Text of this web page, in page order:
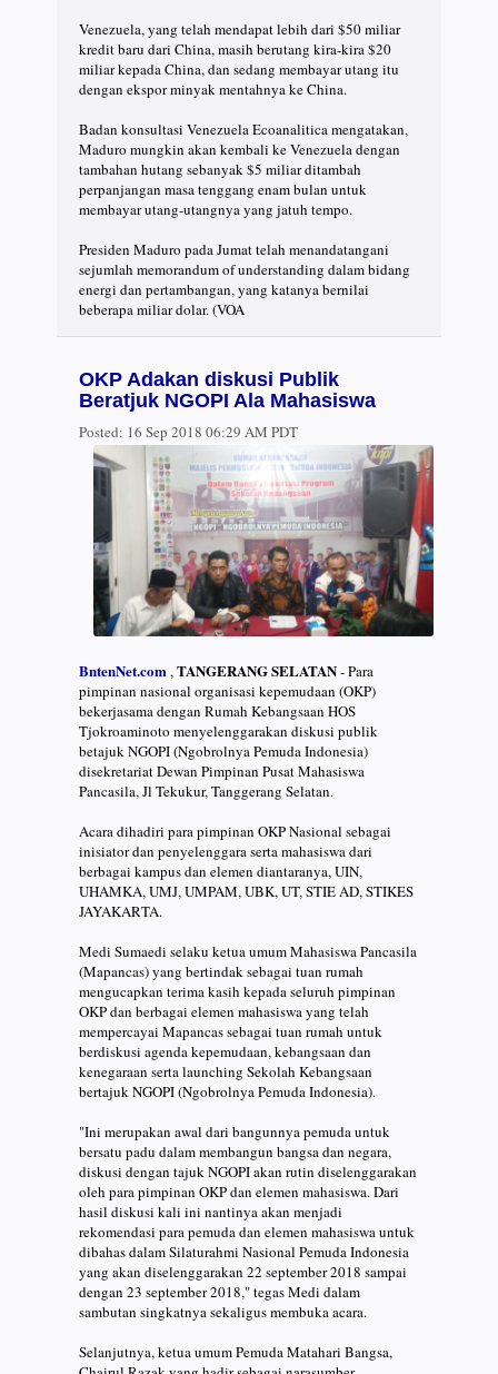
Venezuela, yang telah mendapat lebih dari $50 miliar
kredit baru dari China, masih berutang kira-kira $20
miliar kepada China, dan sedang membayar utang itu
dengan ekspor minyak mentahnya ke China.
Badan konsultasi Venezuela Ecoanalitica mengatakan,
Maduro mungkin akan kembali ke Venezuela dengan
tambahan hutang sebanyak $5 miliar ditambah
perpanjangan masa tenggang enam bulan untuk
membayar utang-utangnya yang jatuh tempo.
Presiden Maduro pada Jumat telah menandatangani
sejumlah memorandum of understanding dalam bidang
energi dan pertambangan, yang katanya bernilai
beberapa miliar dolar. (VOA
OKP Adakan diskusi Publik
Beratjuk NGOPI Ala Mahasiswa
Posted: 16 Sep 2018 06:29 AM PDT
BntenNet.com,TANGERANG SELATAN- Para
pimpinan nasional organisasi kepemudaan (OKP)
bekerjasama dengan Rumah Kebangsaan HOS
Tjokroaminoto menyelenggarakan diskusi publik
betajuk NGOPI (Ngobrolnya Pemuda Indonesia)
disekretariat Dewan Pimpinan Pusat Mahasiswa
Pancasila, Jl Tekukur, Tanggerang Selatan.
Acara dihadiri para pimpinan OKP Nasional sebagai
inisiator dan penyelenggara serta mahasiswa dari
berbagai kampus dan elemen diantaranya, UIN,
UHAMKA, UMJ, UMPAM, UBK, UT, STIE AD, STIKES
JAYAKARTA.
Medi Sumaedi selaku ketua umum Mahasiswa Pancasila
(Mapancas) yang bertindak sebagai tuan rumah
mengucapkan terima kasih kepada seluruh pimpinan
OKP dan berbagai elemen mahasiswa yang telah
mempercayai Mapancas sebagai tuan rumah untuk
berdiskusi agenda kepemudaan, kebangsaan dan
kenegaraan serta launching Sekolah Kebangsaan
bertajuk NGOPI (Ngobrolnya Pemuda Indonesia).
"Ini merupakan awal dari bangunnya pemuda untuk
bersatu padu dalam membangun bangsa dan negara,
diskusi dengan tajuk NGOPI akan rutin diselenggarakan
oleh para pimpinan OKP dan elemen mahasiswa. Dari
hasil diskusi kali ini nantinya akan menjadi
rekomendasi para pemuda dan elemen mahasiswa untuk
dibahas dalam Silaturahmi Nasional Pemuda Indonesia
yang akan diselenggarakan 22 september 2018 sampai
dengan 23 september 2018," tegas Medi dalam
sambutan singkatnya sekaligus membuka acara.
Selanjutnya, ketua umum Pemuda Matahari Bangsa,